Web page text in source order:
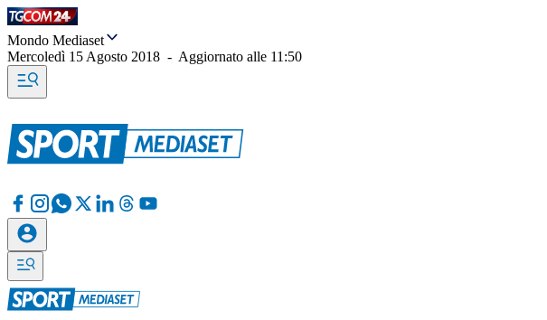
Mondo Mediaset
Mercoledì 15 Agosto 2018 - Aggiornato alle 11:50